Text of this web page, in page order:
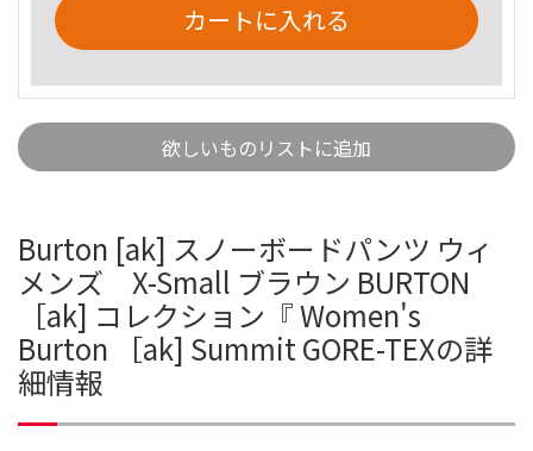
カートに入れる
欲しいものリストに追加
Burton [ak] スノーボードパンツ ウィ
メンズ X-Small ブラウン BURTON
［ak] コレクション『 Women's
Burton ［ak] Summit GORE-TEXの詳
細情報